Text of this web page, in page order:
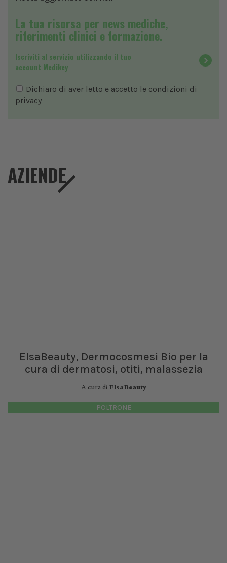
La tua risorsa per news mediche,
riferimenti clinici e formazione.
Iscriviti al servizio utilizzando il tuo
account Medikey
Dichiaro di aver letto e accetto le condizioni di
privacy
AZIENDE
ElsaBeauty, Dermocosmesi Bio per la
cura di dermatosi, otiti, malassezia
A cura di ElsaBeauty
POLTRONE